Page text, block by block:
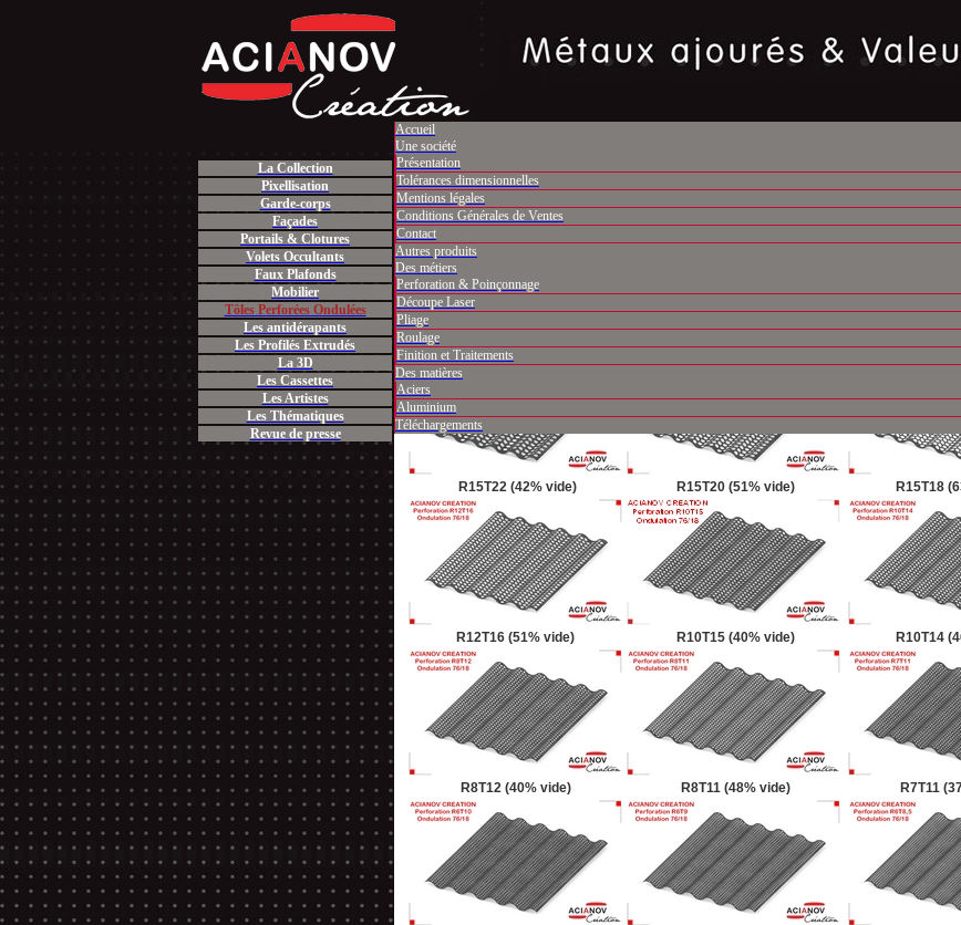
Accueil
Une société
Présentation
Tolérances dimensionnelles
Mentions légales
Conditions Générales de Ventes
Contact
Autres produits
Des métiers
Perforation & Poinçonnage
Découpe Laser
Pliage
Roulage
Finition et Traitements
Des matières
Aciers
Aluminium
Téléchargements
La Collection
Pixellisation
Garde-corps
Façades
Portails & Clotures
Volets Occultants
Faux Plafonds
Mobilier
Tôles Perforées Ondulées
Les antidérapants
Les Profilés Extrudés
La 3D
Les Cassettes
Les Artistes
Les Thématiques
Revue de presse
Accueil Tôles Perforées Ondulées Réalisations Réalisations Rendus
R15T22 (42% vide) R15T20 (51% vide) R15T18
R12T16 (51% vide) R10T15 (40% vide) R10T14
R8T12 (40% vide) R8T11 (48% vide) R7T11